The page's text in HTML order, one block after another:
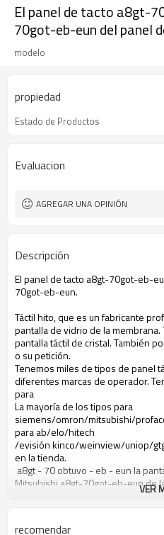
El panel de tacto a8gt-
70got-eb-eun del panel
modelo
propiedad
Estado de Productos
Evaluacion
AGREGAR UNA OPINIÓN
Descripción
El panel de tacto a8gt-70got-eb-
70got-eb-eun.
Táctil hito, que es un fabricante
pantalla de vidrio de la
pantalla táctil de cristal. También
o su petición.
Tenemos miles de tipos de panel
diferentes marcas de operador.
para
La mayoría de los tipos para
siemens/omron/mitsubishi/
para ab/elo/hitech
/evisión kinco/weinview/uniop/
en la tienda.
a8gt - 70 obtuvo - eb - eun la
Mitsubishi a8gt-70got-eb-eun de
Pantalla táctil a8gt-70got-eb-eun
VER
recomendar